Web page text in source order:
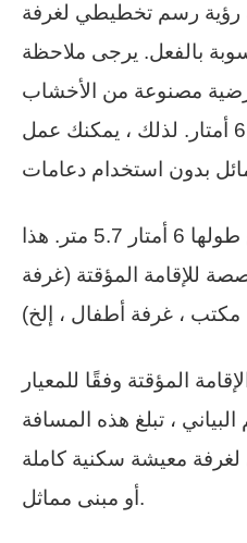
رؤية رسم تخطيطي لغرفة
بالفعل. يرجى ملاحظة
مصنوعة من الأخشاب
القياسية بحد أقصى 6 أمتار. لذلك ، يمكنك عمل
يبلغ عرض الغرفة التي يبلغ طولها 6 أمتار 5.7 متر. هذا
للإقامة المؤقتة (غرفة
المؤقتة وفقًا للمعيار
البياني ، تبلغ هذه المسافة
لغرفة معيشة سكنية كاملة
أو مبنى مماثل.